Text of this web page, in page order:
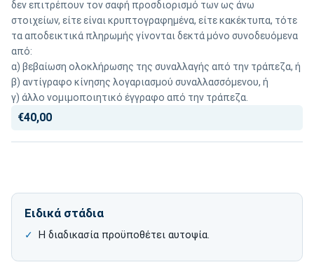
δεν επιτρέπουν τον σαφή προσδιορισμό των ως άνω
στοιχείων, είτε είναι κρυπτογραφημένα, είτε κακέκτυπα, τότε
τα αποδεικτικά πληρωμής γίνονται δεκτά μόνο συνοδευόμενα
από:
α) βεβαίωση ολοκλήρωσης της συναλλαγής από την τράπεζα, ή
β) αντίγραφο κίνησης λογαριασμού συναλλασσόμενου, ή
γ) άλλο νομιμοποιητικό έγγραφο από την τράπεζα.
€40,00
Ειδικά στάδια
Η διαδικασία προϋποθέτει αυτοψία.